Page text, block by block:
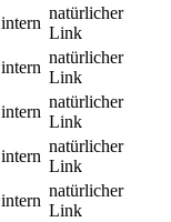
intern
natürlicher
Link
intern
natürlicher
Link
intern
natürlicher
Link
intern
natürlicher
Link
intern
natürlicher
Link